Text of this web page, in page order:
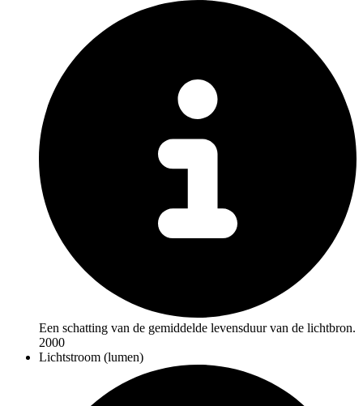
Een schatting van de gemiddelde levensduur van de lichtbron.
2000
Lichtstroom (lumen)